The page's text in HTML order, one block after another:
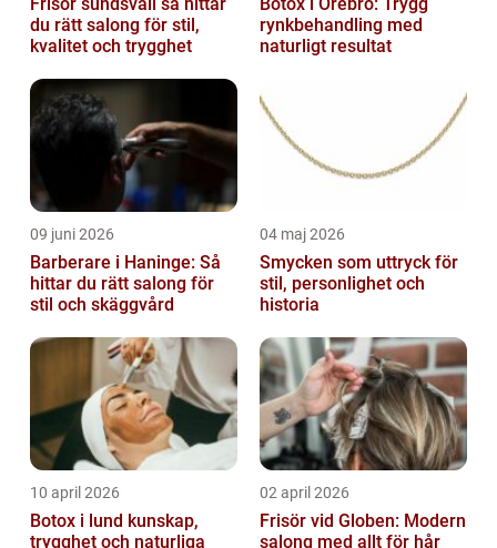
du rätt salong för stil,
kvalitet och trygghet
rynkbehandling med
naturligt resultat
09 juni 2026
Barberare i Haninge: Så
hittar du rätt salong för
stil och skäggvård
04 maj 2026
Smycken som uttryck för
stil, personlighet och
historia
10 april 2026
Botox i lund kunskap,
trygghet och naturliga
02 april 2026
Frisör vid Globen: Modern
salong med allt för hår